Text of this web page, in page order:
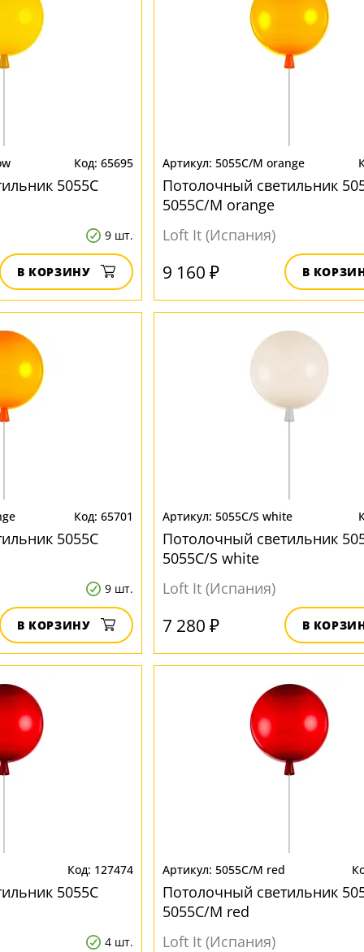
65695
5055C
9 шт.
В КОРЗИНУ
5055C/M orange
Потолочный светильник
5055C/M orange
Loft It (Испания)
9 160 ₽ В
65701
5055C
9 шт.
В КОРЗИНУ
5055C/S white
Потолочный светильник
5055C/S white
Loft It (Испания)
7 280 ₽ В
127474
5055C
4 шт.
5055C/M red
Потолочный светильник
5055C/M red
Loft It (Испания)